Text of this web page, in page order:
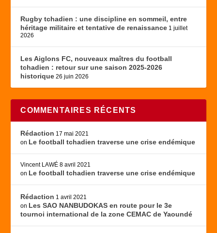
Rugby tchadien : une discipline en sommeil, entre
héritage militaire et tentative de renaissance 1 juillet
2026
Les Aiglons FC, nouveaux maîtres du football
tchadien : retour sur une saison 2025-2026
historique 26 juin 2026
COMMENTAIRES RÉCENTS
Rédaction 17 mai 2021
on Le football tchadien traverse une crise endémique
Vincent LAWÉ 8 avril 2021
on Le football tchadien traverse une crise endémique
Rédaction 1 avril 2021
on Les SAO NANBUDOKAS en route pour le 3e
tournoi international de la zone CEMAC de Yaoundé